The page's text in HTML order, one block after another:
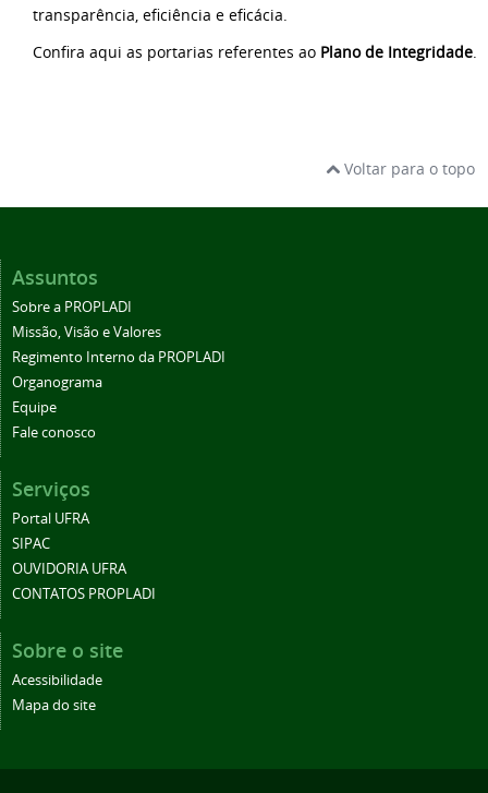
transparência, eficiência e eficácia.
Confira aqui as portarias referentes ao Plano de Integridade
Voltar para o topo
Assuntos
Sobre a PROPLADI
Missão, Visão e Valores
Regimento Interno da PROPLADI
Organograma
Equipe
Fale conosco
Serviços
Portal UFRA
SIPAC
OUVIDORIA UFRA
CONTATOS PROPLADI
Sobre o site
Acessibilidade
Mapa do site